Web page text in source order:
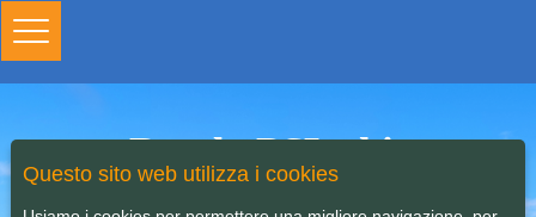
Toggle
Bando PSL chiuso
Questo sito web utilizza i cookies